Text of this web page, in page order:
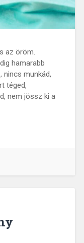
az öröm.
hamarabb
nincs munkád,
téged,
nem jössz ki a